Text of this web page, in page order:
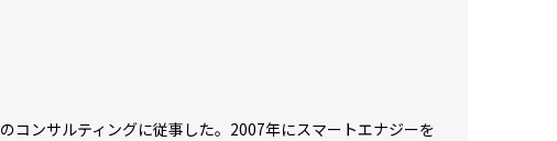
コンサルティングに従事した。2007年にスマートエナジーを